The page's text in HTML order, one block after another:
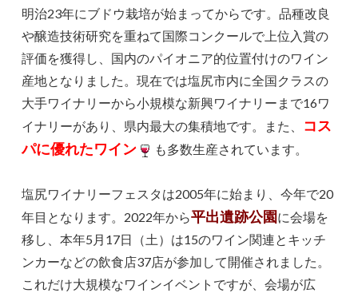
明治23年にブドウ栽培が始まってからです。品種改良
や醸造技術研究を重ねて国際コンクールで上位入賞の
評価を獲得し、国内のパイオニア的位置付けのワイン
産地となりました。現在では塩尻市内に全国クラスの
大手ワイナリーから小規模な新興ワイナリーまで16ワ
イナリーがあり、県内最大の集積地です。また、 コス
パに優れたワイン
も多数生産されています。
塩尻ワイナリーフェスタは2005年に始まり、今年で20
年目となります。2022年から平出遺跡公園に会場を
移し、本年5月17日（土）は15のワイン関連とキッチ
ンカーなどの飲食店37店が参加して開催されました。
これだけ大規模なワインイベントですが、会場が広